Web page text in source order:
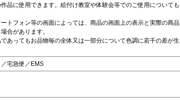
品に使用できます。絵付け教室や体験会等でのご使用についても
トフォン等の画面によっては、商品の画面上の表示と実際の商品
合があります。
あってもお品物毎の全体又は一部分について色調に若干の差が生
宅急便／EMS